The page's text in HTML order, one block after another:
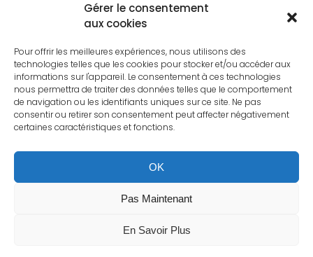
Gérer le consentement
aux cookies
Pour offrir les meilleures expériences, nous utilisons des
technologies telles que les cookies pour stocker et/ou accéder aux
informations sur l'appareil. Le consentement à ces technologies
nous permettra de traiter des données telles que le comportement
de navigation ou les identifiants uniques sur ce site. Ne pas
consentir ou retirer son consentement peut affecter négativement
certaines caractéristiques et fonctions.
OK
Pas Maintenant
En Savoir Plus